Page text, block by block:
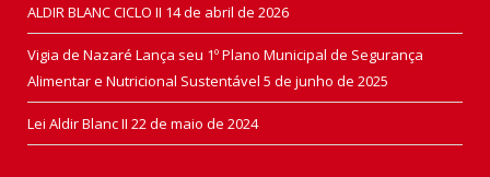
ALDIR BLANC CICLO II 14 de abril de 2026
Vigia de Nazaré Lança seu 1º Plano Municipal de Segurança
Alimentar e Nutricional Sustentável 5 de junho de 2025
Lei Aldir Blanc II 22 de maio de 2024